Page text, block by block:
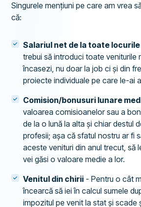
Singurele mențiuni pe care am vrea
că:
Salariul net de la toate locurile
trebui să introduci toate veniturile
încasezi, nu doar la job ci și din
proiecte individuale pe care le-ai
Comision/bonusuri lunare
valoarea comisioanelor sau a
de la o lună la alta și chiar destul
profesii; așa că sfatul nostru ar fi
aceste venituri din anul trecut, să
vei găsi o valoare medie a lor.
Venitul din chirii - Pentru o cât
încearcă să iei în calcul sumele
impozitul pe venit la stat și scade